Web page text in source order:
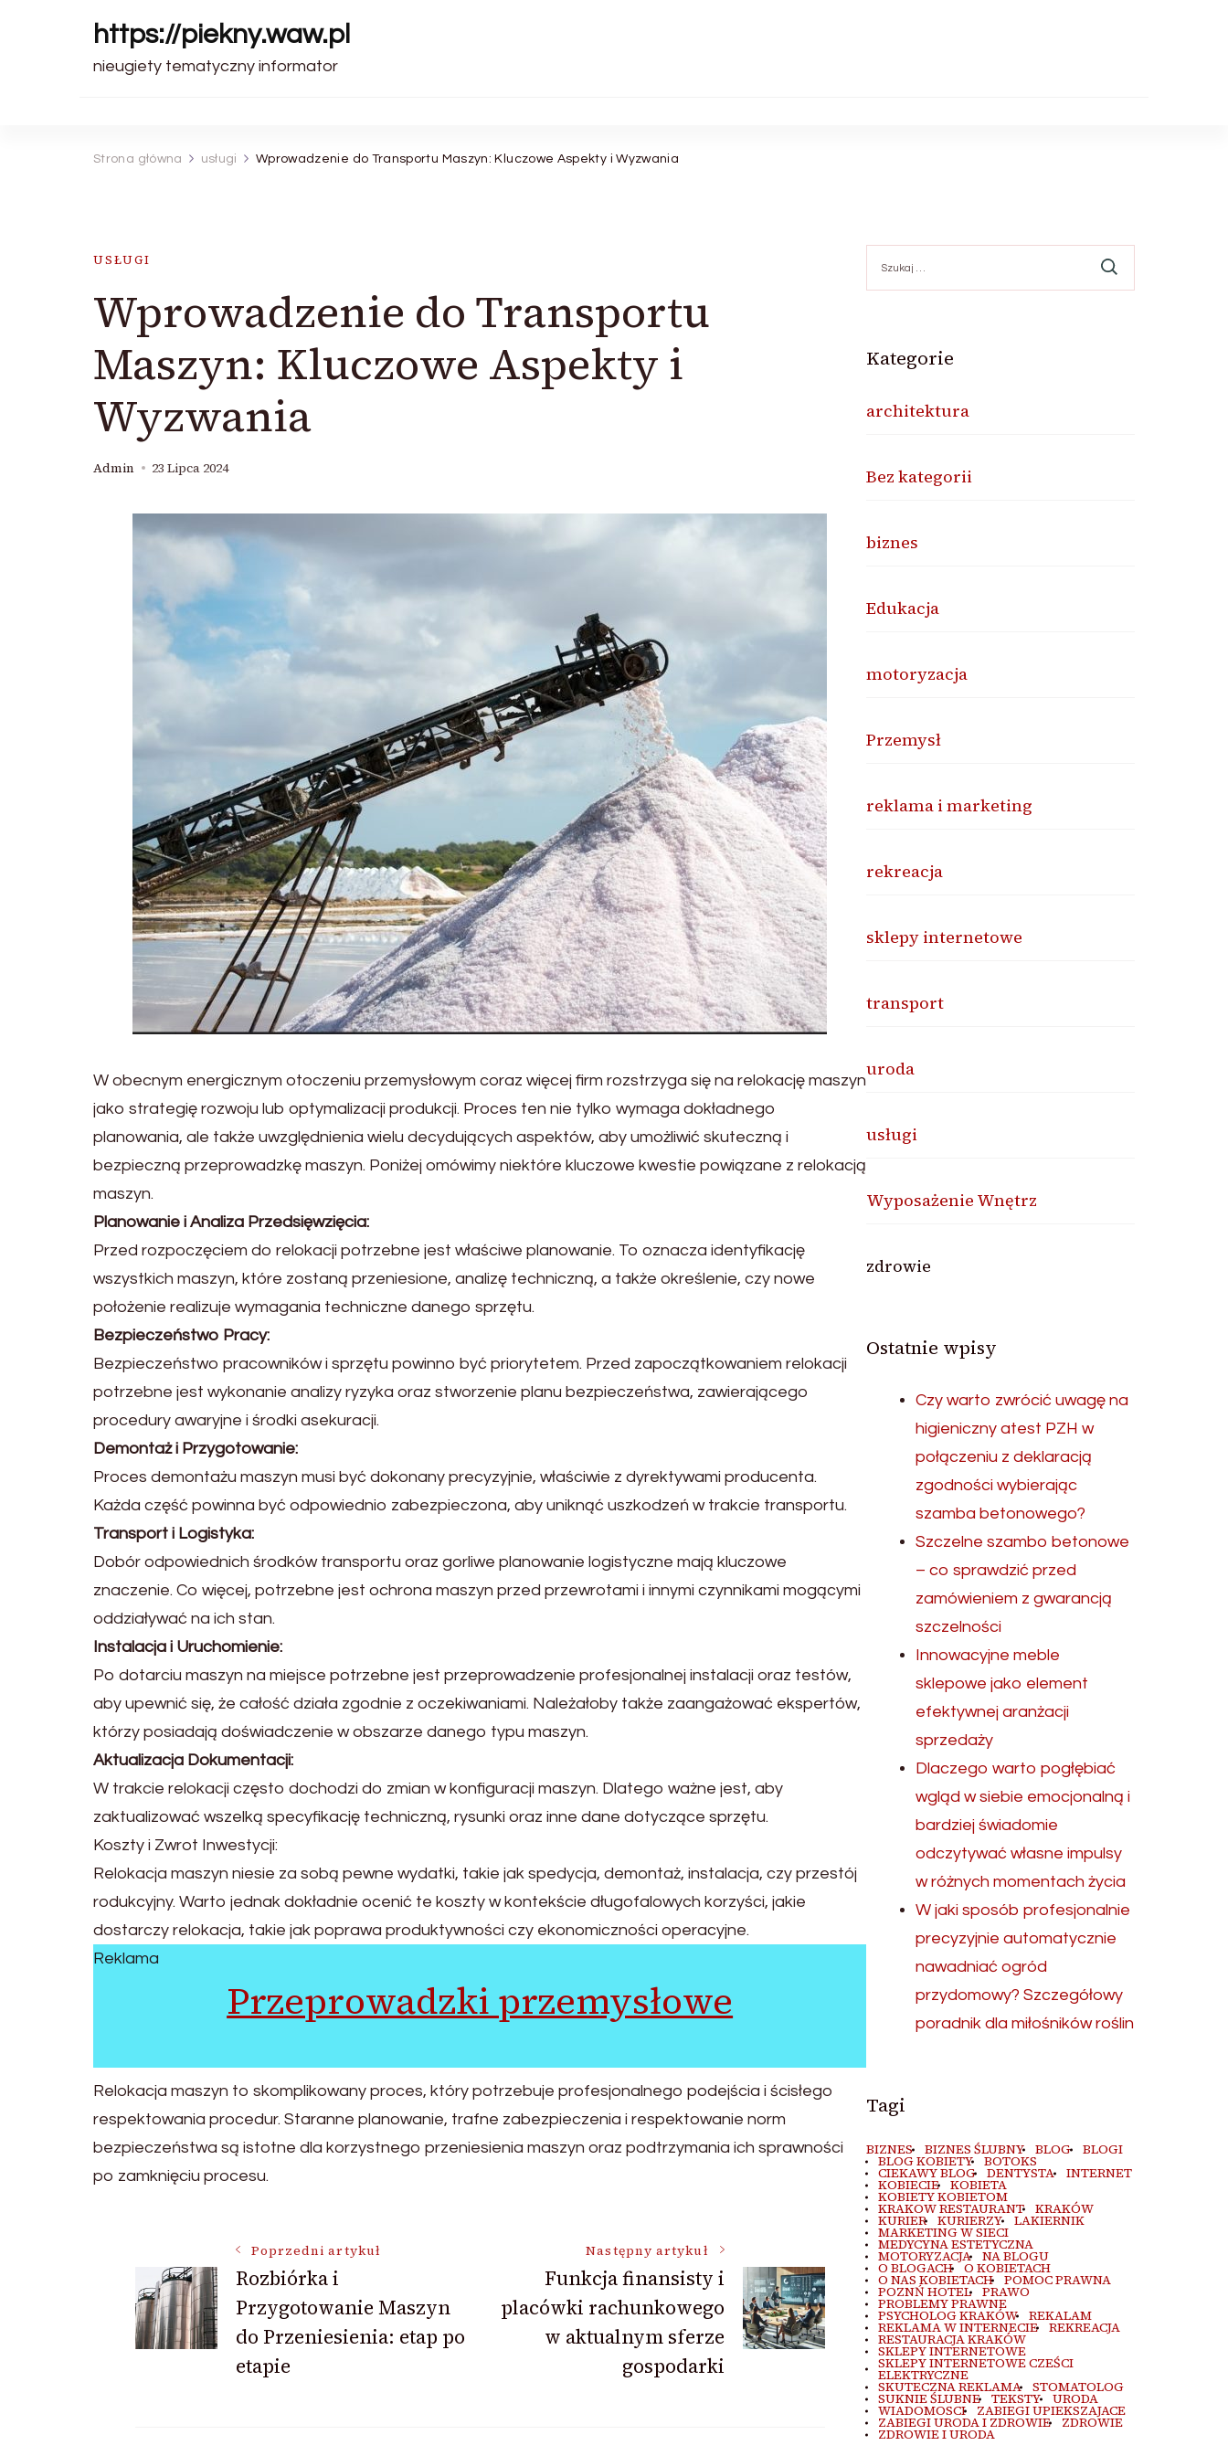
https://piekny.waw.pl
nieugiety tematyczny informator
Strona główna usługi Wprowadzenie do Transportu Maszyn: Kluczowe Aspekty i Wyzwania
USŁUGI
Wprowadzenie do Transportu
Maszyn: Kluczowe Aspekty i
Wyzwania
Admin 23 Lipca 2024
W obecnym energicznym otoczeniu przemysłowym coraz więcej firm rozstrzyga się na relokację maszyn
jako strategię rozwoju lub optymalizacji produkcji. Proces ten nie tylko wymaga dokładnego
planowania, ale także uwzględnienia wielu decydujących aspektów, aby umożliwić skuteczną i
bezpieczną przeprowadzkę maszyn. Poniżej omówimy niektóre kluczowe kwestie powiązane z relokacją
maszyn.
Planowanie i Analiza Przedsięwzięcia:
Przed rozpoczęciem do relokacji potrzebne jest właściwe planowanie. To oznacza identyfikację
wszystkich maszyn, które zostaną przeniesione, analizę techniczną, a także określenie, czy nowe
położenie realizuje wymagania techniczne danego sprzętu.
Bezpieczeństwo Pracy:
Bezpieczeństwo pracowników i sprzętu powinno być priorytetem. Przed zapoczątkowaniem relokacji
potrzebne jest wykonanie analizy ryzyka oraz stworzenie planu bezpieczeństwa, zawierającego
procedury awaryjne i środki asekuracji.
Demontaż i Przygotowanie:
Proces demontażu maszyn musi być dokonany precyzyjnie, właściwie z dyrektywami producenta.
Każda część powinna być odpowiednio zabezpieczona, aby uniknąć uszkodzeń w trakcie transportu.
Transport i Logistyka:
Dobór odpowiednich środków transportu oraz gorliwe planowanie logistyczne mają kluczowe
znaczenie. Co więcej, potrzebne jest ochrona maszyn przed przewrotami i innymi czynnikami mogącymi
oddziaływać na ich stan.
Instalacja i Uruchomienie:
Po dotarciu maszyn na miejsce potrzebne jest przeprowadzenie profesjonalnej instalacji oraz testów,
aby upewnić się, że całość działa zgodnie z oczekiwaniami. Należałoby także zaangażować ekspertów,
którzy posiadają doświadczenie w obszarze danego typu maszyn.
Aktualizacja Dokumentacji:
W trakcie relokacji często dochodzi do zmian w konfiguracji maszyn. Dlatego ważne jest, aby
zaktualizować wszelką specyfikację techniczną, rysunki oraz inne dane dotyczące sprzętu.
Koszty i Zwrot Inwestycji:
Relokacja maszyn niesie za sobą pewne wydatki, takie jak spedycja, demontaż, instalacja, czy przestój
rodukcyjny. Warto jednak dokładnie ocenić te koszty w kontekście długofalowych korzyści, jakie
dostarczy relokacja, takie jak poprawa produktywności czy ekonomiczności operacyjne.
Reklama
Przeprowadzki przemysłowe
Relokacja maszyn to skomplikowany proces, który potrzebuje profesjonalnego podejścia i ścisłego
respektowania procedur. Staranne planowanie, trafne zabezpieczenia i respektowanie norm
bezpieczeństwa są istotne dla korzystnego przeniesienia maszyn oraz podtrzymania ich sprawności
po zamknięciu procesu.
Nawigacja
wpisu
Poprzedni artykuł
Rozbiórka i
Przygotowanie Maszyn
do Przeniesienia: etap po
etapie
Następny artykuł
Funkcja finansisty i
placówki rachunkowego
w aktualnym sferze
gospodarki
Kategorie
architektura
Bez kategorii
biznes
Edukacja
motoryzacja
Przemysł
reklama i marketing
rekreacja
sklepy internetowe
transport
uroda
usługi
Wyposażenie Wnętrz
zdrowie
Ostatnie wpisy
Czy warto zwrócić uwagę na
higieniczny atest PZH w
połączeniu z deklaracją
zgodności wybierając
szamba betonowego?
Szczelne szambo betonowe
– co sprawdzić przed
zamówieniem z gwarancją
szczelności
Innowacyjne meble
sklepowe jako element
efektywnej aranżacji
sprzedaży
Dlaczego warto pogłębiać
wgląd w siebie emocjonalną i
bardziej świadomie
odczytywać własne impulsy
w różnych momentach życia
W jaki sposób profesjonalnie
precyzyjnie automatycznie
nawadniać ogród
przydomowy? Szczegółowy
poradnik dla miłośników roślin
Tagi
BIZNES BIZNES ŚLUBNY BLOG BLOGI
BLOG KOBIETY BOTOKS
CIEKAWY BLOG DENTYSTA INTERNET
KOBIECIE KOBIETA
KOBIETY KOBIETOM
KRAKOW RESTAURANT KRAKÓW
KURIER KURIERZY LAKIERNIK
MARKETING W SIECI
MEDYCYNA ESTETYCZNA
MOTORYZACJA NA BLOGU
O BLOGACH O KOBIETACH
O NAS KOBIETACH POMOC PRAWNA
POZNŃ HOTEL PRAWO
PROBLEMY PRAWNE
PSYCHOLOG KRAKÓW REKALAM
REKLAMA W INTERNECIE REKREACJA
RESTAURACJA KRAKÓW
SKLEPY INTERNETOWE
SKLEPY INTERNETOWE CZEŚCI
ELEKTRYCZNE
SKUTECZNA REKLAMA STOMATOLOG
SUKNIE ŚLUBNE TEKSTY URODA
WIADOMOSCI ZABIEGI UPIEKSZAJACE
ZABIEGI URODA I ZDROWIE ZDROWIE
ZDROWIE I URODA